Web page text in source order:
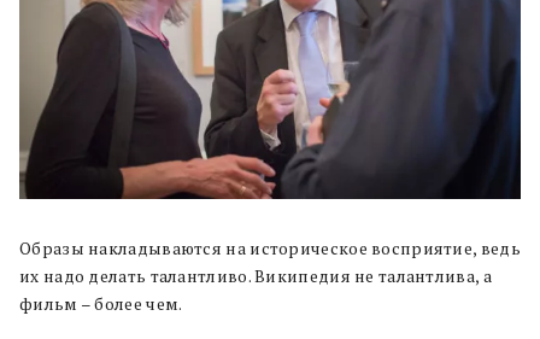
Образы накладываются на историческое восприятие, ведь
их надо делать талантливо. Википедия не талантлива, а
фильм – более чем.